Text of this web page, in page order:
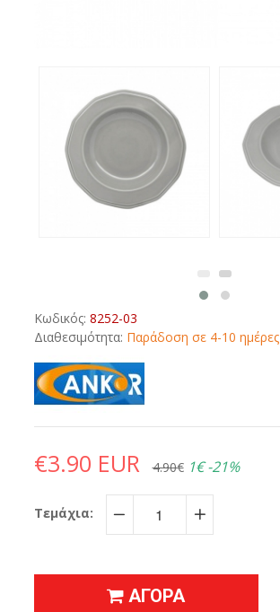
Κωδικός: 8252-03
Διαθεσιμότητα: Παράδοση σε 4-10 ημέρες
€3.90 EUR 4.90€ 1€ -21%
Τεμάχια:
− +
ΑΓΟΡΑ